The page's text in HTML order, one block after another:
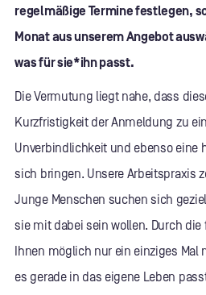
regelmäßige Termine festlegen,
Monat aus unserem Angebot
was für sie*ihn passt.
Die Vermutung liegt nahe, dass
Kurzfristigkeit der Anmeldung zu
Unverbindlichkeit und ebenso eine
sich bringen. Unsere Arbeitspraxis
Junge Menschen suchen sich
sie mit dabei sein wollen. Durch die
Ihnen möglich nur ein einziges Mal
es gerade in das eigene Leben